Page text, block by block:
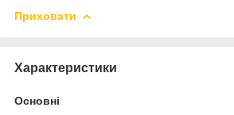
Приховати
Характеристики
Основні